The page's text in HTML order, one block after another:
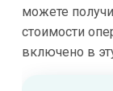
можете
стоимости
включено в